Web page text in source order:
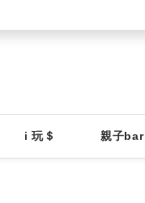
i 玩＄ 親子bar